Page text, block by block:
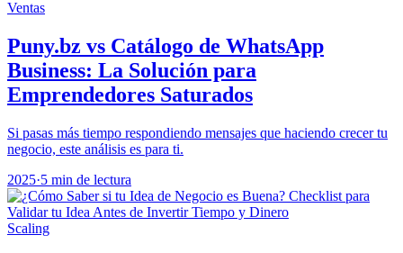
Ventas
Puny.bz vs Catálogo de WhatsApp
Business: La Solución para
Emprendedores Saturados
Si pasas más tiempo respondiendo mensajes que haciendo crecer tu
negocio, este análisis es para ti.
2025·5 min de lectura
Scaling